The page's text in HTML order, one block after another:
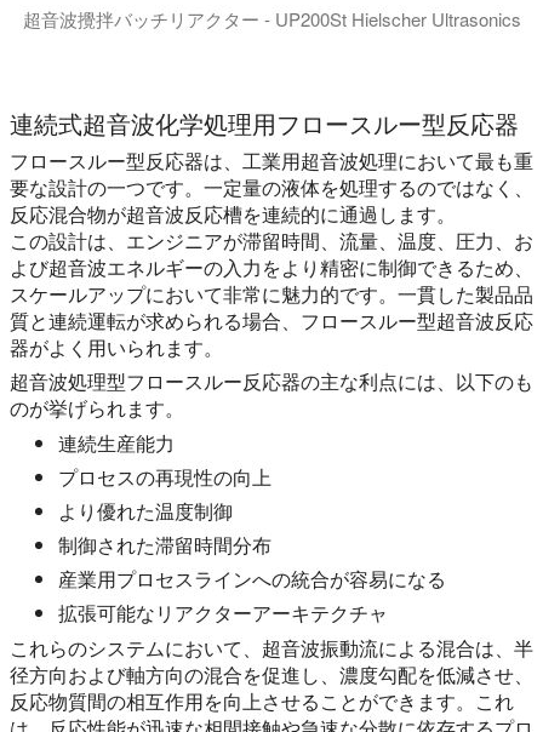
超音波攪拌バッチリアクター - UP200St Hielscher Ultrasonics
連続式超音波化学処理用フロースルー型反応器
フロースルー型反応器は、工業用超音波処理において最も重
要な設計の一つです。一定量の液体を処理するのではなく、
反応混合物が超音波反応槽を連続的に通過します。
この設計は、エンジニアが滞留時間、流量、温度、圧力、お
よび超音波エネルギーの入力をより精密に制御できるため、
スケールアップにおいて非常に魅力的です。一貫した製品品
質と連続運転が求められる場合、フロースルー型超音波反応
器がよく用いられます。
超音波処理型フロースルー反応器の主な利点には、以下のも
のが挙げられます。
連続生産能力
プロセスの再現性の向上
より優れた温度制御
制御された滞留時間分布
産業用プロセスラインへの統合が容易になる
拡張可能なリアクターアーキテクチャ
これらのシステムにおいて、超音波振動流による混合は、半
径方向および軸方向の混合を促進し、濃度勾配を低減させ、
反応物質間の相互作用を向上させることができます。これ